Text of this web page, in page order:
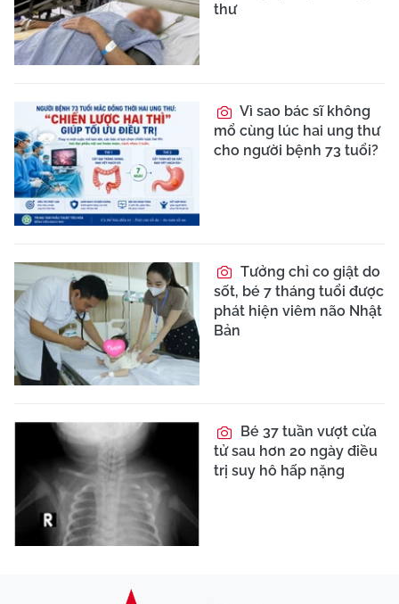
thư
Vì sao bác sĩ không
mổ cùng lúc hai ung thư
cho người bệnh 73 tuổi?
Tưởng chỉ co giật do
sốt, bé 7 tháng tuổi được
phát hiện viêm não Nhật
Bản
Bé 37 tuần vượt cửa
tử sau hơn 20 ngày điều
trị suy hô hấp nặng